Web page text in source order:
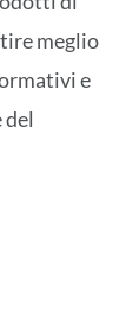
meglio
e
del